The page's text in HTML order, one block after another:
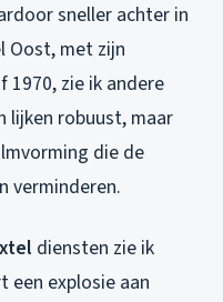
sneller achter in
Oost, met zijn
zie ik andere
lijken robuust, maar
die de
verminderen.
diensten zie ik
een explosie aan